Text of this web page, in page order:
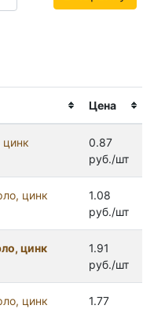
Цена
0.87
руб./шт
цинк
1.08
руб./шт
цинк
1.91
руб./шт
цинк
1.77